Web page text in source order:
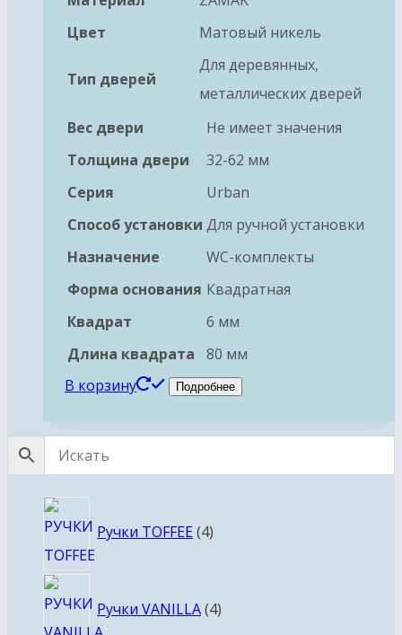
Цвет
Матовый никель
Тип дверей
Для деревянных,
металлических дверей
Вес двери
Не имеет значения
Толщина двери
32-62 мм
Серия
Urban
Способ установки Для ручной установки
Назначение
WC-комплекты
Форма основания Квадратная
Квадрат
6 мм
Длина квадрата
80 мм
В корзину
Подробнее
Ручки TOFFEE 4товара
Ручки VANILLA 4товара